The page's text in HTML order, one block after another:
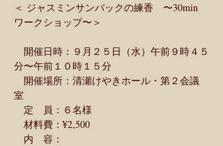
＜ ジャスミンサンバックの練香　〜30min
ワークショップ〜＞
開催日時：９月２５日（水）午前９時４５
分〜午前１０時１５分
開催場所：清瀬けやきホール・第２会議
室
定　員：６名様
材料費：¥2,500
内　容：